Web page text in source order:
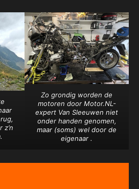
Zo grondig worden de
motoren door Motor.NL-
expert Van Sleeuwen niet
onder handen genomen,
maar (soms) wel door de
eigenaar .